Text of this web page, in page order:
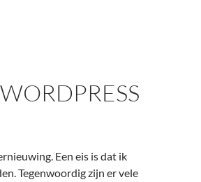
Een eis is dat ik
Tegenwoordig zijn er vele